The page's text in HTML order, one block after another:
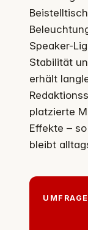
Speaker-
Stabilität
erhält
platzierte
Effekte –
bleibt
UMFRAGE